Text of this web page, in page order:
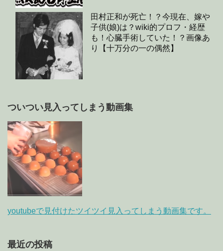
田村正和が死亡！？今現在、嫁や
子供(娘)は？wiki的プロフ・経歴
も！心臓手術していた！？画像あ
り【十万分の一の偶然】
ついつい見入ってしまう動画集
youtubeで見付けたツイツイ見入ってしまう動画集です。
最近の投稿